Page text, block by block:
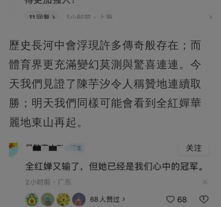
歷史長河中會浮現許多傳奇般存在；而
體育界更充滿變幻莫測與驚喜連連。今
天我們見證了陳芋汐令人稱贊地連續取
勝；明天我們同樣可能會看到全紅嬋華
麗地東山再起。